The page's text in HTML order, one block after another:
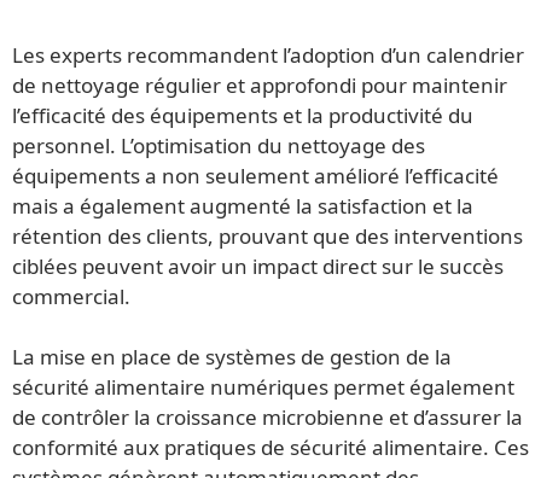
Les experts recommandent l’adoption d’un calendrier
de nettoyage régulier et approfondi pour maintenir
l’efficacité des équipements et la productivité du
personnel. L’optimisation du nettoyage des
équipements a non seulement amélioré l’efficacité
mais a également augmenté la satisfaction et la
rétention des clients, prouvant que des interventions
ciblées peuvent avoir un impact direct sur le succès
commercial.
La mise en place de systèmes de gestion de la
sécurité alimentaire numériques permet également
de contrôler la croissance microbienne et d’assurer la
conformité aux pratiques de sécurité alimentaire. Ces